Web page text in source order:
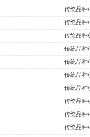
传统品种
传统品种
传统品种
传统品种
传统品种
传统品种
传统品种
传统品种
传统品种
传统品种